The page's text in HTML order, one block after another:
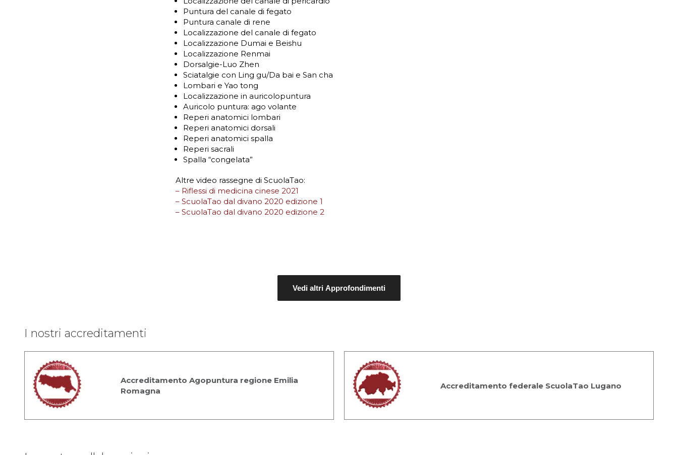
Puntura del canale di fegato
Puntura canale di rene
Localizzazione del canale di fegato
Localizzazione Dumai e Beishu
Localizzazione Renmai
Dorsalgie-Luo Zhen
Sciatalgie con Ling gu/Da bai e San cha
Lombari e Yao tong
Localizzazione in auricolopuntura
Auricolo puntura: ago volante
Reperi anatomici lombari
Reperi anatomici dorsali
Reperi anatomici spalla
Reperi sacrali
Spalla “congelata”
Altre video rassegne di ScuolaTao:
– Riflessi di medicina cinese 2021
– ScuolaTao dal divano 2020 edizione 1
– ScuolaTao dal divano 2020 edizione 2
Vedi altri Approfondimenti
I nostri accreditamenti
Accreditamento Agopuntura regione Emilia
Romagna
Accreditamento federale ScuolaTao Lugano